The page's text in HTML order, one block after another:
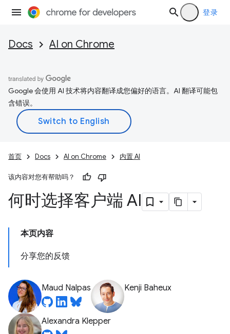
登录
Docs AI on Chrome
Google 会使用 AI 技术将内容翻译成您偏好的语言。AI 翻译可能包
含错误。
首页 Docs AI on Chrome 内置 AI
该内容对您有帮助吗？
何时选择客户端 AI
本页内容
分享您的反馈
Maud Nalpas Kenji Baheux
Alexandra Klepper